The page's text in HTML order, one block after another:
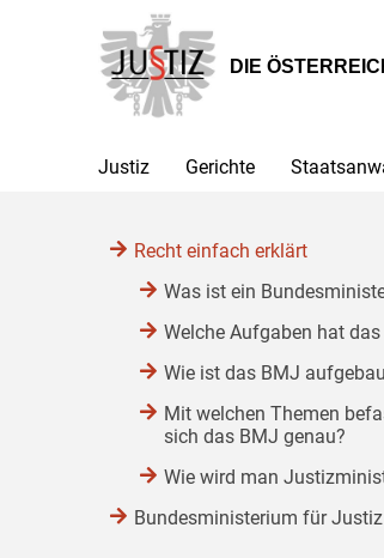
Hauptnavigation
[1]
Inhalt
[2]
Untermenü
[3]
DIE
Justiz Gerichte
Recht einfach erklärt
Was ist ein
Welche Aufgaben hat
Wie ist das BMJ
Mit welchen Themen
sich das BMJ genau?
Wie wird man
Bundesministerium für Justiz